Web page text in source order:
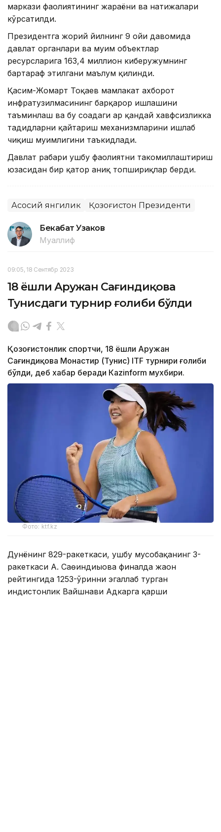
маркази фаолиятининг жараёни ва натижалари
кўрсатилди.
Президентга жорий йилнинг 9 ойи давомида
давлат органлари ва муҳим объектлар
ресурсларига 163,4 миллион киберҳужумнинг
бартараф этилгани маълум қилинди.
Қасим-Жомарт Тоқаев мамлакат ахборот
инфратузилмасининг барқарор ишлашини
таъминлаш ва бу соҳадаги ҳар қандай хавфсизликка
таҳдидларни қайтариш механизмларини ишлаб
чиқиш муҳимлигини таъкидлади.
Давлат раҳбари ушбу фаолиятни такомиллаштириш
юзасидан бир қатор аниқ топшириқлар берди.
Асосий янгилик Қозоғистон Президенти
Бекабат Узаков
Муаллиф
09:05, 18 Сентябр 2023
18 ёшли Аружан Сағиндиқова
Тунисдаги турнир ғолиби бўлди
Қозоғистонлик спортчи, 18 ёшли Аружан
Сағиндиқова Монастир (Тунис) ITF турнири ғолиби
бўлди, деб хабар беради Каzinform мухбири.
Фото: ktf.kz
Дунёнинг 829-ракеткаси, ушбу мусобақанинг 3-
ракеткаси А. Саөиндиыова финалда жаҳон
рейтингида 1253-ўринни эгаллаб турган
ҳиндистонлик Вайшнави Адкарга қарши